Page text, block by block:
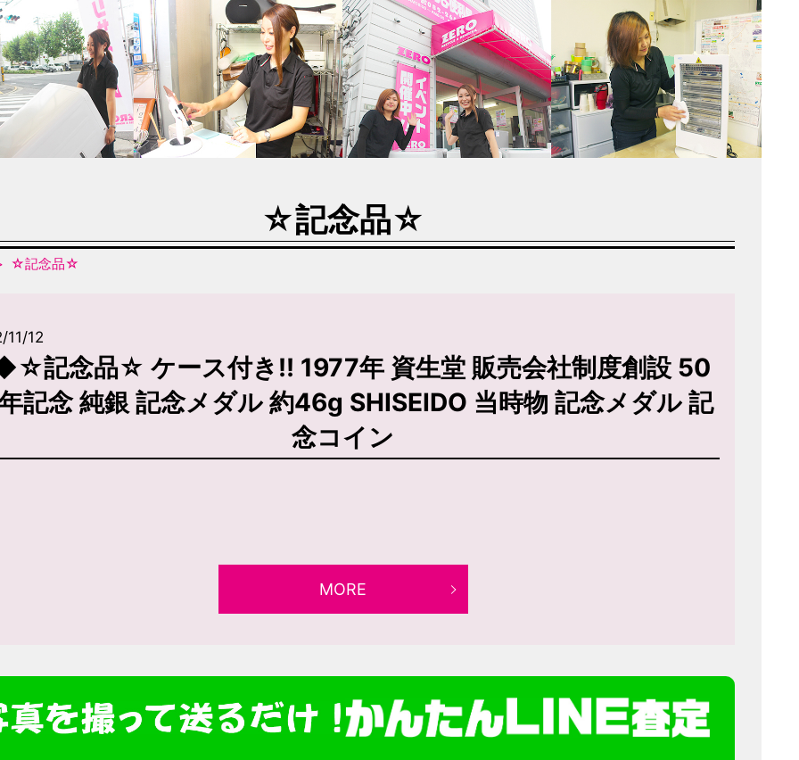
☆記念品☆
☆記念品☆
11/12
記念品☆ ケース付き!! 1977年 資生堂 販売会社制度創設 50
記念 純銀 記念メダル 約46g SHISEIDO 当時物 記念メダル 記
念コイン
MORE